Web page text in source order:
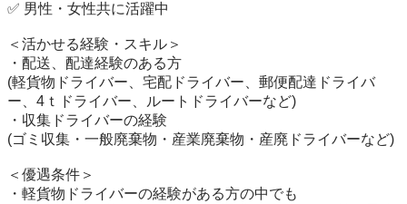
✅ 男性・女性共に活躍中
＜活かせる経験・スキル＞
・配送、配達経験のある方
(軽貨物ドライバー、宅配ドライバー、郵便配達ドライバ
ー、4ｔドライバー、ルートドライバーなど)
・収集ドライバーの経験
(ゴミ収集・一般廃棄物・産業廃棄物・産廃ドライバーなど)
＜優遇条件＞
・軽貨物ドライバーの経験がある方の中でも